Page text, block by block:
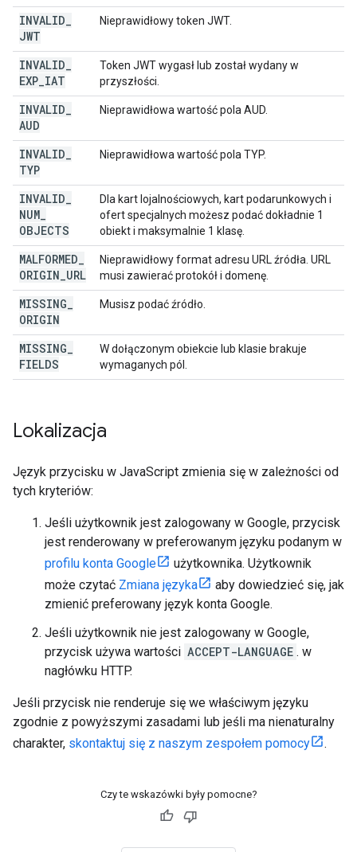
INVALID
JWT
Nieprawidłowy token JWT.
INVALID
EXP IAT
Token JWT wygasł lub został wydany w
przyszłości.
INVALID
AUD
Nieprawidłowa wartość pola AUD.
INVALID
TYP
Nieprawidłowa wartość pola TYP.
INVALID
NUM
OBJECTS
Dla kart lojalnościowych, kart podarunkowych i
ofert specjalnych możesz podać dokładnie 1
obiekt i maksymalnie 1 klasę.
MALFORMED
ORIGIN URL
Nieprawidłowy format adresu URL źródła. URL
musi zawierać protokół i domenę.
MISSING
ORIGIN
Musisz podać źródło.
MISSING
FIELDS
W dołączonym obiekcie lub klasie brakuje
wymaganych pól.
Lokalizacja
Język przycisku w JavaScript zmienia się w zależności od
tych kryteriów:
Jeśli użytkownik jest zalogowany w Google, przycisk
jest renderowany w preferowanym języku podanym w
profilu konta Google
użytkownika. Użytkownik
może czytać Zmiana języka
aby dowiedzieć się, jak
zmienić preferowany język konta Google.
Jeśli użytkownik nie jest zalogowany w Google,
przycisk używa wartości ACCEPT-LANGUAGE . w
nagłówku HTTP.
Jeśli przycisk nie renderuje się we właściwym języku
zgodnie z powyższymi zasadami lub jeśli ma nienaturalny
charakter, skontaktuj się z naszym zespołem pomocy .
Czy te wskazówki były pomocne?